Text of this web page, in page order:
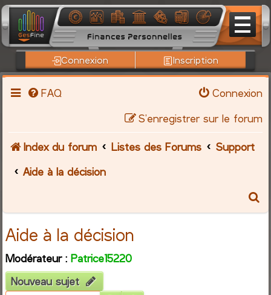
Connexion Inscription
FAQ
Connexion
S’enregistrer sur le forum
Index du forum Listes des Forums
Support
Aide à la décision
Aide à la décision
Modérateur : Patrice15220
Nouveau sujet